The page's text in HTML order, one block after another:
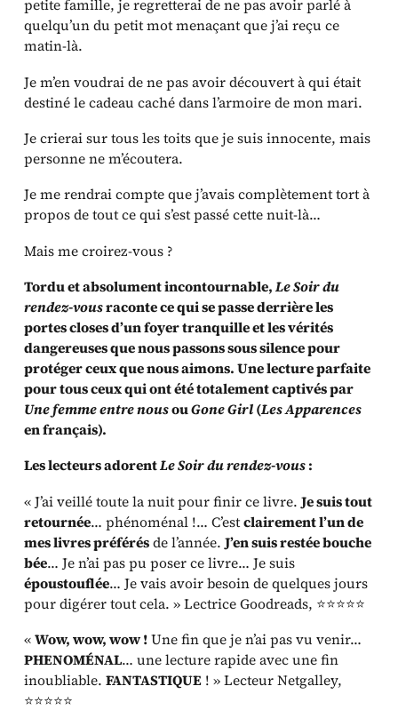
petite famille, je regretterai de ne pas avoir parlé à
quelqu’un du petit mot menaçant que j’ai reçu ce
matin-là.
Je m’en voudrai de ne pas avoir découvert à qui était
destiné le cadeau caché dans l’armoire de mon mari.
Je crierai sur tous les toits que je suis innocente, mais
personne ne m’écoutera.
Je me rendrai compte que j’avais complètement tort à
propos de tout ce qui s’est passé cette nuit-là…
Mais me croirez-vous ?
Tordu et absolument incontournable,Le Soir du
rendez-vousraconte ce qui se passe derrière les
portes closes d’un foyer tranquille et les vérités
dangereuses que nous passons sous silence pour
protéger ceux que nous aimons. Une lecture parfaite
pour tous ceux qui ont été totalement captivés par
Une femme entre nousouGone Girl(Les Apparences
en français).
Les lecteurs adorentLe Soir du rendez-vous:
« J’ai veillé toute la nuit pour finir ce livre.Je suis tout
retournée… phénoménal !… C’estclairement l’un de
mes livres préférésde l’année.J’en suis restée bouche
bée… Je n’ai pas pu poser ce livre… Je suis
époustouflée… Je vais avoir besoin de quelques jours
pour digérer tout cela. » Lectrice Goodreads, ⭐⭐⭐⭐⭐
«Wow, wow, wow !Une fin que je n’ai pas vu venir…
PHENOMÉNAL… une lecture rapide avec une fin
inoubliable.FANTASTIQUE ! » Lecteur Netgalley,
⭐⭐⭐⭐⭐